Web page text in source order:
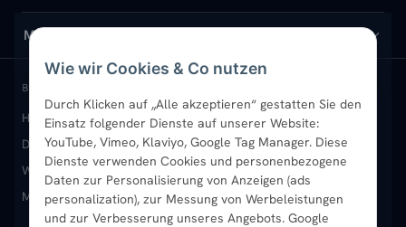
Wie wir Cookies & Co nutzen
Durch Klicken auf „Alle akzeptieren“ gestatten Sie den
Einsatz folgender Dienste auf unserer Website:
YouTube, Vimeo, Klaviyo, Google Tag Manager. Diese
Dienste verwenden Cookies und personenbezogene
Daten zur Personalisierung von Anzeigen (ads
personalization), zur Messung von Werbeleistungen
und zur Verbesserung unseres Angebots. Google
Design-Heizkörper
Paneelheizkörper
Vertikal-Heizkörper
Heizkörper-Zubehör
Versand & Lieferung
Rückgabe & Widerruf
Garantie & Gewährleistung
Montageservice vor Ort
Sendung verfolgen
Wir über uns
Standort & Abholung Jüchen
B2B-Kunden
Karriere
Ratgeber
MEIN KONTO
Anmelden / Mein Konto
Merkliste
Newsletter
Aktuelle Angebote
BELIEBTE KATEGORIEN
Heizkörper kaufenBadheizkörperHandtuchheizkörper
Design-HeizkörperPaneelheizkörperVertikal-Heizkörper
Wandheizkörper Wohnraum-Heizkörper Badheizkörper Schwarz
Mischbetrieb-HeizkörperHeizkörper-ZubehörAktuelle Angebote